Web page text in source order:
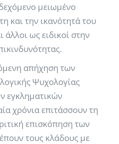
μειωμένο
και την ικανότητά του
άλλοι ως ειδικοί στην
απήχηση των
Ψυχολογίας
εγκληματικών
χρόνια επιτάσσουν τη
επισκόπηση των
τους κλάδους με